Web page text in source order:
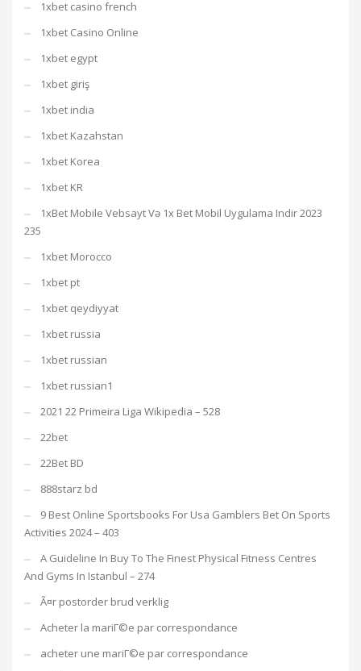
1xbet casino french
1xbet Casino Online
1xbet egypt
1xbet giriş
1xbet india
1xbet Kazahstan
1xbet Korea
1xbet KR
1xBet Mobile Vebsayt Və 1x Bet Mobil Uygulama Indir 2023
235
1xbet Morocco
1xbet pt
1xbet qeydiyyat
1xbet russia
1xbet russian
1xbet russian1
2021 22 Primeira Liga Wikipedia – 528
22bet
22Bet BD
888starz bd
9 Best Online Sportsbooks For Usa Gamblers Bet On Sports
Activities 2024 – 403
A Guideline In Buy To The Finest Physical Fitness Centres
And Gyms In Istanbul – 274
Ã¤r postorder brud verklig
Acheter la mariГ©e par correspondance
acheter une mariГ©e par correspondance